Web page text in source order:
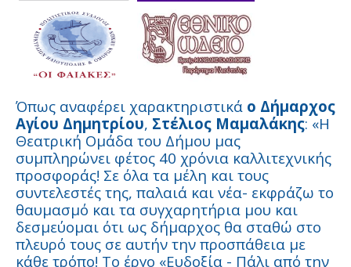
Όπως αναφέρει χαρακτηριστικά ο Δήμαρχος
Αγίου Δημητρίου, Στέλιος Μαμαλάκης: «Η
Θεατρική Ομάδα του Δήμου μας
συμπληρώνει φέτος 40 χρόνια καλλιτεχνικής
προσφοράς! Σε όλα τα μέλη και τους
συντελεστές της, παλαιά και νέα- εκφράζω το
θαυμασμό και τα συγχαρητήρια μου και
δεσμεύομαι ότι ως δήμαρχος θα σταθώ στο
πλευρό τους σε αυτήν την προσπάθεια με
κάθε τρόπο! Το έργο «Ευδοξία - Πάλι από την